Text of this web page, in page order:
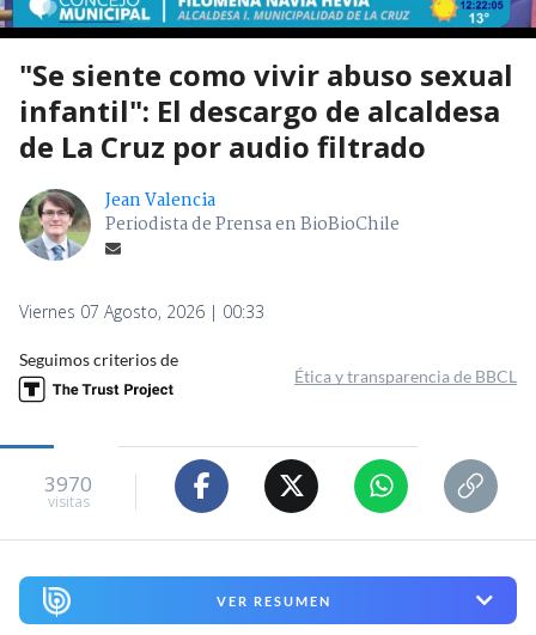
"Se siente como vivir abuso sexual
infantil": El descargo de alcaldesa
de La Cruz por audio filtrado
Jean Valencia
Periodista de Prensa en BioBioChile
Viernes 07 Agosto, 2026 | 00:33
Seguimos criterios de
Ética y transparencia de BBCL
3970
visitas
VER RESUMEN